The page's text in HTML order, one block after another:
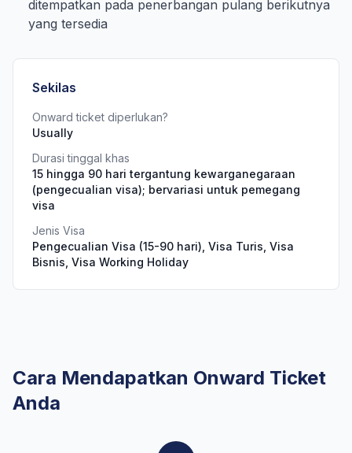
ditempatkan pada penerbangan pulang berikutnya
yang tersedia
Sekilas
Onward ticket diperlukan?
Usually
Durasi tinggal khas
15 hingga 90 hari tergantung kewarganegaraan
(pengecualian visa); bervariasi untuk pemegang
visa
Jenis Visa
Pengecualian Visa (15-90 hari), Visa Turis, Visa
Bisnis, Visa Working Holiday
Cara Mendapatkan Onward Ticket
Anda